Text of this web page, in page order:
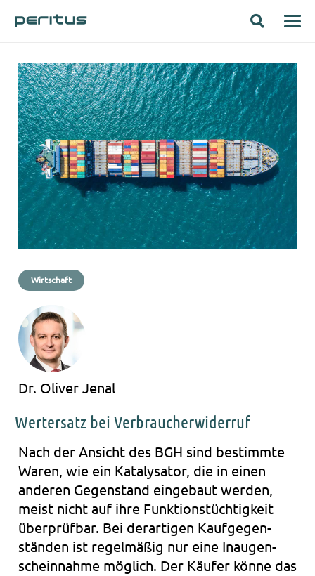
Wirtschaft
Dr. Oliver Jenal
Wertersatz bei Verbraucherwiderruf
Nach der Ansicht des BGH sind bestimm­te
Waren, wie ein Kata­ly­sa­tor, die in einen
ande­ren Gegen­stand ein­ge­baut wer­den,
meist nicht auf ihre Funk­ti­ons­tüch­tig­keit
über­prüf­bar. Bei der­ar­ti­gen Kauf­ge­gen­
stän­den ist regel­mä­ßig nur eine Inau­gen­
schein­nah­me mög­lich. Der Käu­fer könne das